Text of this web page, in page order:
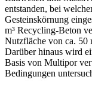
entstanden, bei
Gesteinskörnung
m³ Recycling-Beton
Nutzfläche von ca. 50
Darüber hinaus wird
Basis von Multipor
Bedingungen